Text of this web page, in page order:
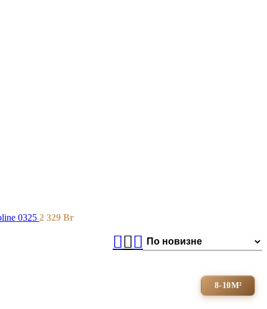
0325 2 329 Br
8-10М²